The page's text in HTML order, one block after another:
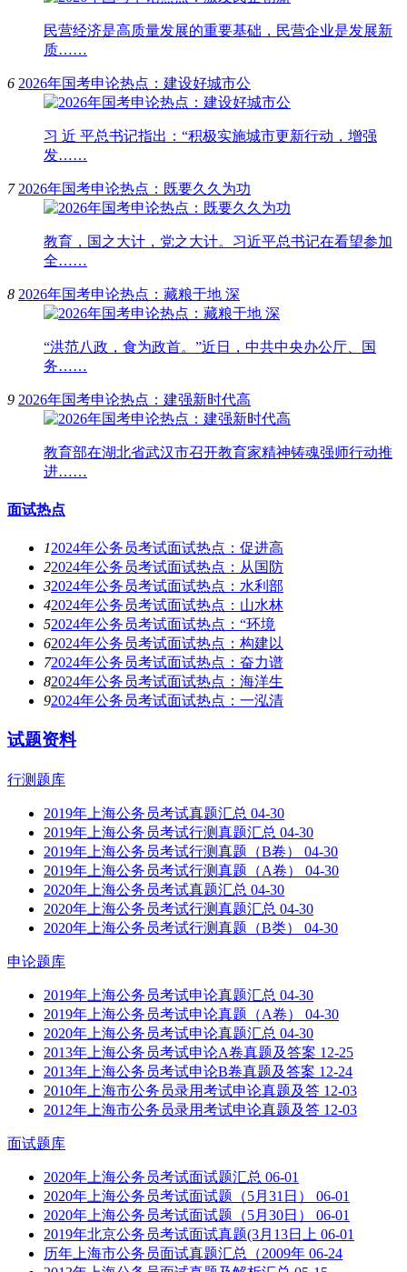
民营经济是高质量发展的重要基础，民营企业是发展新
质……
6 2026年国考申论热点：建设好城市公
习 近 平总书记指出：“积极实施城市更新行动，增强
发……
7 2026年国考申论热点：既要久久为功
教育，国之大计，党之大计。习近平总书记在看望参加
全……
8 2026年国考申论热点：藏粮于地 深
“洪范八政，食为政首。”近日，中共中央办公厅、国
务……
9 2026年国考申论热点：建强新时代高
教育部在湖北省武汉市召开教育家精神铸魂强师行动推
进……
面试热点
12024年公务员考试面试热点：促进高
22024年公务员考试面试热点：从国防
32024年公务员考试面试热点：水利部
42024年公务员考试面试热点：山水林
52024年公务员考试面试热点：“环境
62024年公务员考试面试热点：构建以
72024年公务员考试面试热点：奋力谱
82024年公务员考试面试热点：海洋生
92024年公务员考试面试热点：一泓清
试题资料
行测题库
2019年上海公务员考试真题汇总 04-30
2019年上海公务员考试行测真题汇总 04-30
2019年上海公务员考试行测真题（B卷） 04-30
2019年上海公务员考试行测真题（A卷） 04-30
2020年上海公务员考试真题汇总 04-30
2020年上海公务员考试行测真题汇总 04-30
2020年上海公务员考试行测真题（B类） 04-30
申论题库
2019年上海公务员考试申论真题汇总 04-30
2019年上海公务员考试申论真题（A卷） 04-30
2020年上海公务员考试申论真题汇总 04-30
2013年上海公务员考试申论A卷真题及答案 12-25
2013年上海公务员考试申论B卷真题及答案 12-24
2010年上海市公务员录用考试申论真题及答 12-03
2012年上海市公务员录用考试申论真题及答 12-03
面试题库
2020年上海公务员考试面试题汇总 06-01
2020年上海公务员考试面试题（5月31日） 06-01
2020年上海公务员考试面试题（5月30日） 06-01
2019年北京公务员考试面试真题(3月13日上 06-01
历年上海市公务员面试真题汇总（2009年 06-24